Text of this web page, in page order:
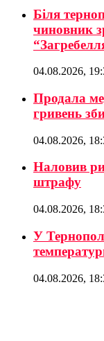
Біля
чиновник
04.08.2026,
Продала
гривень
04.08.2026,
Наловив
штрафу
04.08.2026,
У
04.08.2026,